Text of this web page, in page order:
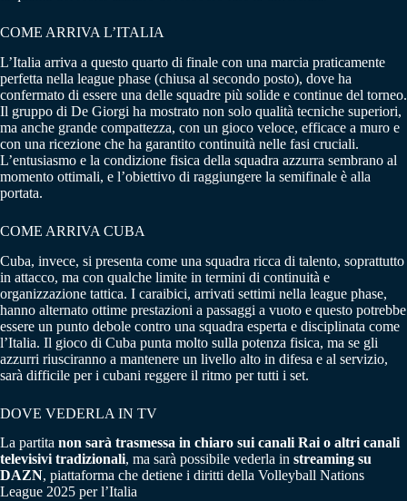
COME ARRIVA L’ITALIA
L’Italia arriva a questo quarto di finale con una marcia praticamente
perfetta nella league phase (chiusa al secondo posto), dove ha
confermato di essere una delle squadre più solide e continue del torneo.
Il gruppo di De Giorgi ha mostrato non solo qualità tecniche superiori,
ma anche grande compattezza, con un gioco veloce, efficace a muro e
con una ricezione che ha garantito continuità nelle fasi cruciali.
L’entusiasmo e la condizione fisica della squadra azzurra sembrano al
momento ottimali, e l’obiettivo di raggiungere la semifinale è alla
portata.
COME ARRIVA CUBA
Cuba, invece, si presenta come una squadra ricca di talento, soprattutto
in attacco, ma con qualche limite in termini di continuità e
organizzazione tattica. I caraibici, arrivati settimi nella league phase,
hanno alternato ottime prestazioni a passaggi a vuoto e questo potrebbe
essere un punto debole contro una squadra esperta e disciplinata come
l’Italia. Il gioco di Cuba punta molto sulla potenza fisica, ma se gli
azzurri riusciranno a mantenere un livello alto in difesa e al servizio,
sarà difficile per i cubani reggere il ritmo per tutti i set.
DOVE VEDERLA IN TV
La partita non sarà trasmessa in chiaro sui canali Rai o altri canali
televisivi tradizionali, ma sarà possibile vederla in streaming su
DAZN, piattaforma che detiene i diritti della Volleyball Nations
League 2025 per l’Italia